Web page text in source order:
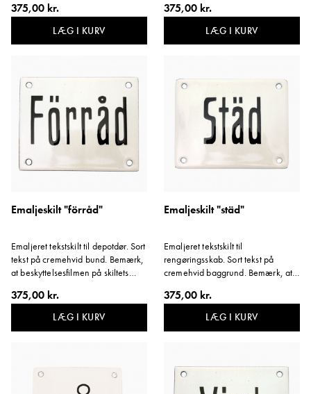
skal blive siddende. Variant:
375,00 kr.
LÆG I KURV
Variant: Køkken.
375,00 kr.
LÆG I KURV
Emaljeskilt "förråd"
Emaljeret tekstskilt til depotdør. Sort
tekst på cremehvid bund. Bemærk,
at beskyttelsesfilmen på skiltets
Depot.
375,00 kr.
LÆG I KURV
Emaljeskilt "städ"
Emaljeret tekstskilt til
rengøringsskab. Sort tekst på
cremehvid baggrund. Bemærk, at
skal blive siddende. Variant:
375,00 kr.
LÆG I KURV